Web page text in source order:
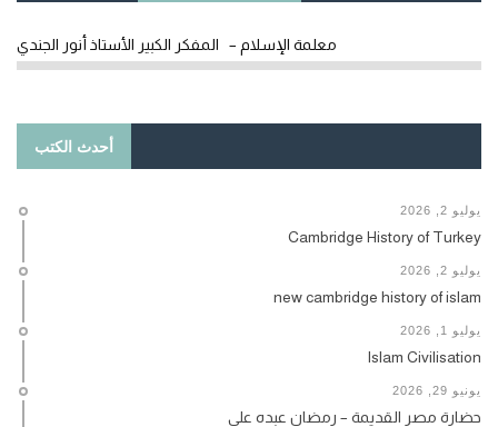
معلمة الإسلام – المفكر الكبير الأستاذ أنور الجندي
أحدث الكتب
يوليو 2, 2026
Cambridge History of Turkey
يوليو 2, 2026
new cambridge history of islam
يوليو 1, 2026
Islam Civilisation
يونيو 29, 2026
حضارة مصر القديمة – رمضان عبده علي